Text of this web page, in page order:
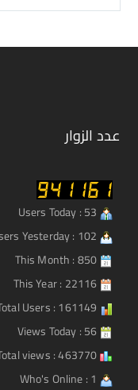
عدد الزوار